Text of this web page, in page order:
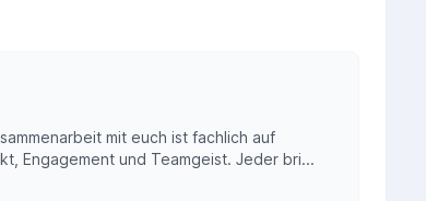
mit euch ist fachlich auf
Engagement und Teamgeist. Jeder bri...